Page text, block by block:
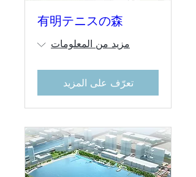
有明テニスの森
مزيد من المعلومات
تعرّف على المزيد